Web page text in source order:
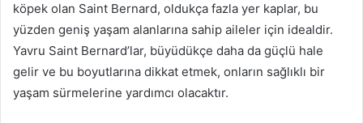
köpek olan Saint Bernard, oldukça fazla yer kaplar, bu
yüzden geniş yaşam alanlarına sahip aileler için idealdir.
Yavru Saint Bernard’lar, büyüdükçe daha da güçlü hale
gelir ve bu boyutlarına dikkat etmek, onların sağlıklı bir
yaşam sürmelerine yardımcı olacaktır.